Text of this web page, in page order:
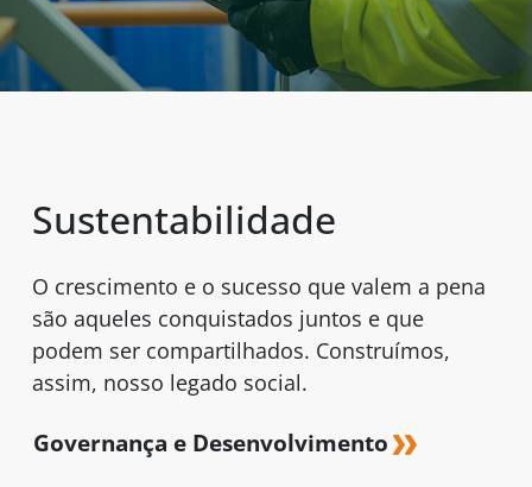
Sustentabilidade
O crescimento e o sucesso que valem a pena
são aqueles conquistados juntos e que
podem ser compartilhados. Construímos,
assim, nosso legado social.
Governança e Desenvolvimento